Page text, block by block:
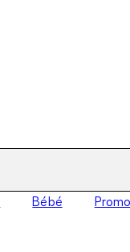
Bébé Promo